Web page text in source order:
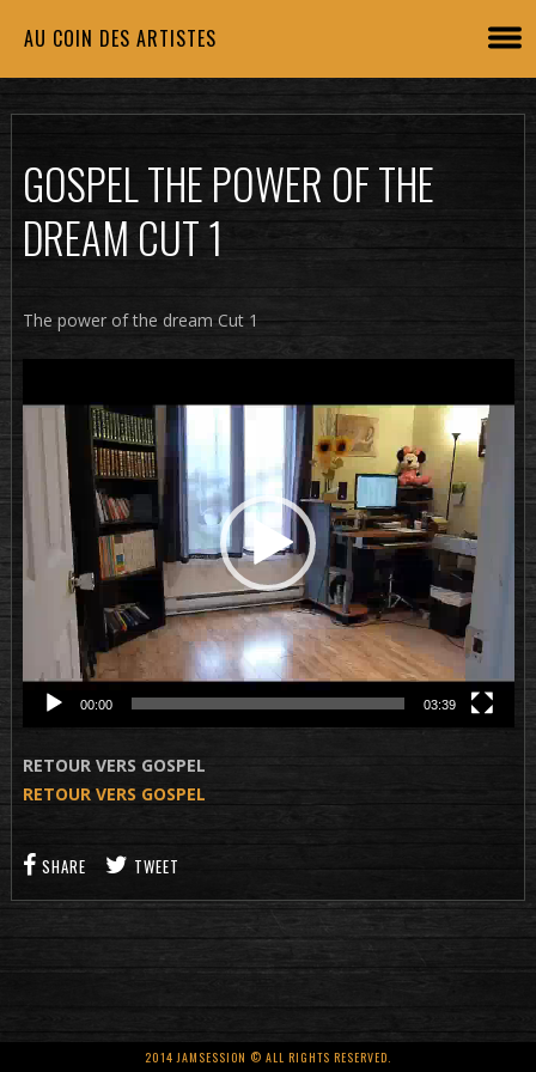
AU COIN DES ARTISTES
GOSPEL THE POWER OF THE
DREAM CUT 1
The power of the dream Cut 1
vidéo
00:00 03:39
RETOUR VERS GOSPEL
RETOUR VERS GOSPEL
SHARE TWEET
2014 JAMSESSION © ALL RIGHTS RESERVED.